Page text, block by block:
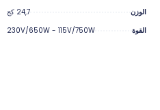
الوزن
24,7 كج
القوة
230V/650W - 115V/750W